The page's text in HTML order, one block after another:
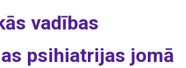
vadības
psihiatrijas jomā